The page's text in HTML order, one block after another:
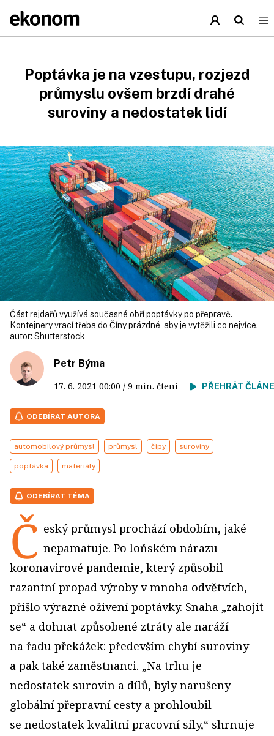
Poptávka je na vzestupu, rozjezd
průmyslu ovšem brzdí drahé
suroviny a nedostatek lidí
Část rejdařů využívá současné obří poptávky po přepravě.
Kontejnery vrací třeba do Číny prázdné, aby je vytěžili co nejvíce.
autor: Shutterstock
Petr Býma
17. 6. 2021 00:00 / 9 min. čtení PŘEHRÁT
ODEBÍRAT AUTORA
automobilový průmysl průmysl čipy suroviny
poptávka materiály
ODEBÍRAT TÉMA
Č eský průmysl prochází obdobím, jaké
nepamatuje. Po loňském nárazu
koronavirové pandemie, který způsobil
razantní propad výroby v mnoha odvětvích,
přišlo výrazné oživení poptávky. Snaha „zahojit
se“ a dohnat způsobené ztráty ale naráží
na řadu překážek: především chybí suroviny
a pak také zaměstnanci. „Na trhu je
nedostatek surovin a dílů, byly narušeny
globální přepravní cesty a prohloubil
se nedostatek kvalitní pracovní síly,“ shrnuje